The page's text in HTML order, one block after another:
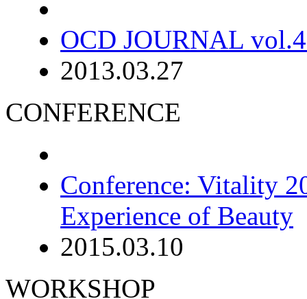
OCD JOURNAL
2013.03.27
CONFERENCE
Conference: Vitality
Experience of Beauty
2015.03.10
WORKSHOP